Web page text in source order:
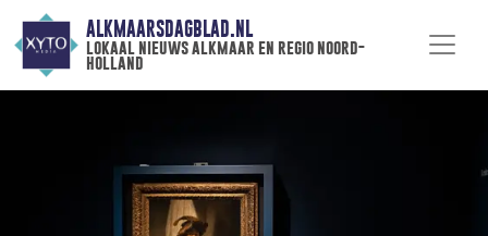
ALKMAARSDAGBLAD.NL
lokaal nieuws alkmaar en regio noord-
holland